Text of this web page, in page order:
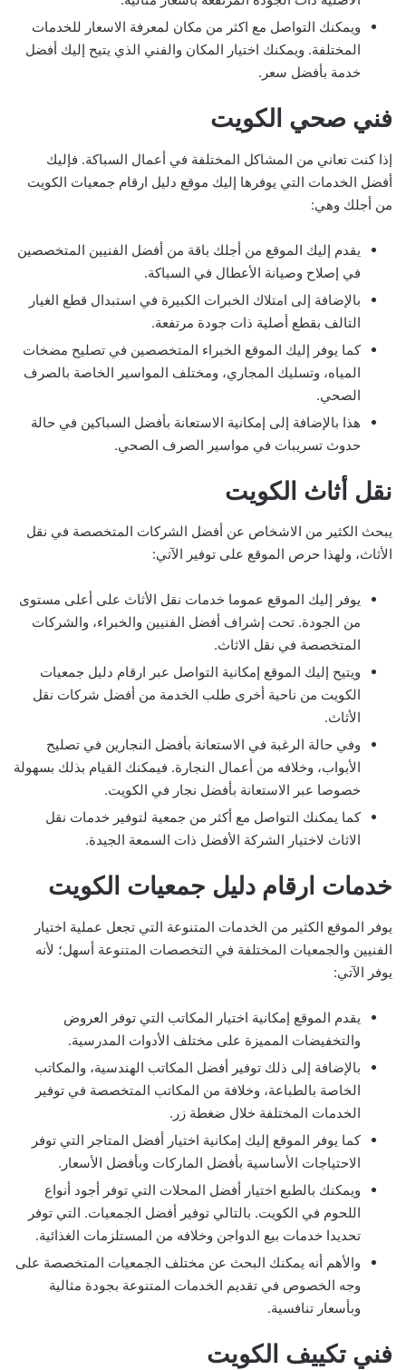
ويمكنك التواصل مع اكثر من مكان لمعرفة الاسعار للخدمات
المختلفة. ويمكنك اختيار المكان والفني الذي يتيح إليك أفضل
خدمة بأفضل سعر.
فني صحي الكويت
إذا كنت تعاني من المشاكل المختلفة في أعمال السباكة. فإليك
أفضل الخدمات التي يوفرها إليك موقع دليل ارقام جمعيات الكويت
من أجلك وهي:
يقدم إليك الموقع من أجلك باقة من أفضل الفنيين المتخصصين
في إصلاح وصيانة الأعطال في السباكة.
بالإضافة إلى امتلاك الخبرات الكبيرة في استبدال قطع الغيار
التالف بقطع أصلية ذات جودة مرتفعة.
كما يوفر إليك الموقع الخبراء المتخصصين في تصليح مضخات
المياه، وتسليك المجاري، ومختلف المواسير الخاصة بالصرف
الصحي.
هذا بالإضافة إلى إمكانية الاستعانة بأفضل السباكين في حالة
حدوث تسريبات في مواسير الصرف الصحي.
نقل أثاث الكويت
يبحث الكثير من الاشخاص عن أفضل الشركات المتخصصة في نقل
الأثاث، ولهذا حرص الموقع على توفير الآتي:
يوفر إليك الموقع عموما خدمات نقل الأثاث على أعلى مستوى
من الجودة. تحت إشراف أفضل الفنيين والخبراء، والشركات
المتخصصة في نقل الاثاث.
ويتيح إليك الموقع إمكانية التواصل عبر ارقام دليل جمعيات
الكويت من ناحية أخرى طلب الخدمة من أفضل شركات نقل
الأثاث.
وفي حالة الرغبة في الاستعانة بأفضل النجارين في تصليح
الأبواب، وخلافه من أعمال النجارة. فيمكنك القيام بذلك بسهولة
خصوصا عبر الاستعانة بأفضل نجار في الكويت.
كما يمكنك التواصل مع أكثر من جمعية لتوفير خدمات نقل
الاثاث لاختيار الشركة الأفضل ذات السمعة الجيدة.
خدمات ارقام دليل جمعيات الكويت
يوفر الموقع الكثير من الخدمات المتنوعة التي تجعل عملية اختيار
الفنيين والجمعيات المختلفة في التخصصات المتنوعة أسهل؛ لأنه
يوفر الآتي:
يقدم الموقع إمكانية اختيار المكاتب التي توفر العروض
والتخفيضات المميزة على مختلف الأدوات المدرسية.
بالإضافة إلى ذلك توفير أفضل المكاتب الهندسية، والمكاتب
الخاصة بالطباعة، وخلافة من المكاتب المتخصصة في توفير
الخدمات المختلفة خلال ضغطة زر.
كما يوفر الموقع إليك إمكانية اختيار أفضل المتاجر التي توفر
الاحتياجات الأساسية بأفضل الماركات وبأفضل الأسعار.
ويمكنك بالطبع اختيار أفضل المحلات التي توفر أجود أنواع
اللحوم في الكويت. بالتالي توفير أفضل الجمعيات. التي توفر
تحديدا خدمات بيع الدواجن وخلافه من المستلزمات الغذائية.
والأهم أنه يمكنك البحث عن مختلف الجمعيات المتخصصة على
وجه الخصوص في تقديم الخدمات المتنوعة بجودة مثالية
وبأسعار تنافسية.
فني تكييف الكويت